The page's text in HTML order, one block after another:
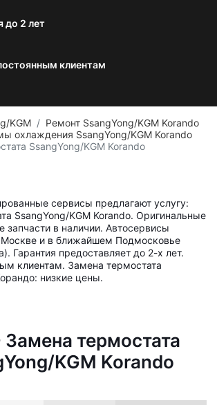
до 2 лет
клиентам
KGM
Ремонт SsangYong/KGM Korando
охлаждения SsangYong/KGM Korando
SsangYong/KGM Korando
сервисы предлагают услугу:
SsangYong/KGM Korando. Оригинальные
запчасти в наличии. Автосервисы
Москве и в ближайшем Подмосковье
Гарантия предоставляет до 2-х лет.
клиентам. Замена термостата
низкие цены.
термостата
KGM Korando